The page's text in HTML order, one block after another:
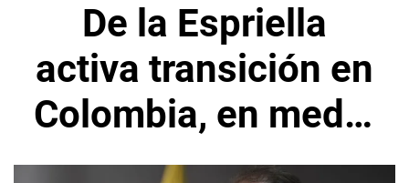
De la Espriella
activa transición en
Colombia, en medio
de tensión política